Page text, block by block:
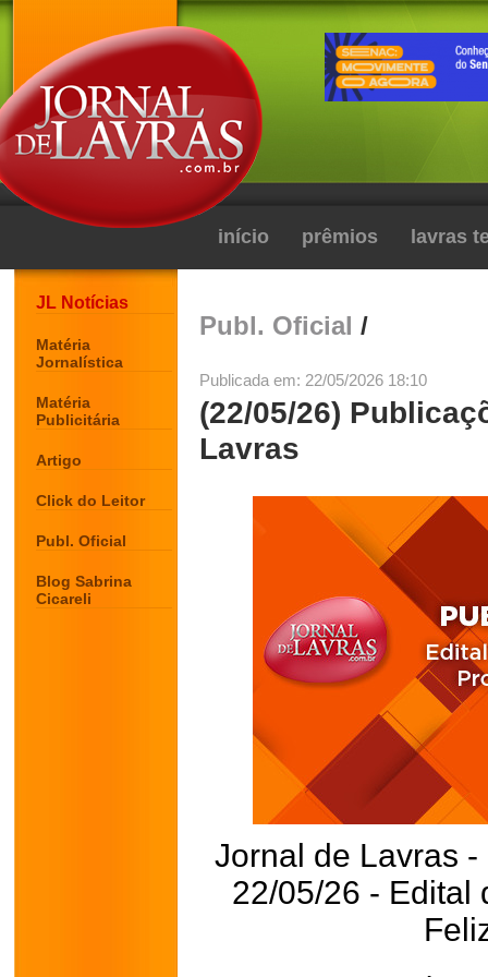
início prêmios lavras
JL Notícias
Matéria
Jornalística
Matéria
Publicitária
Artigo
Click do Leitor
Publ. Oficial
Blog Sabrina
Cicareli
Publ. Oficial /
Publicada em: 22/05/2026 18:10
(22/05/26)
Lavras
Jornal de Lavras
22/05/26 - Edital